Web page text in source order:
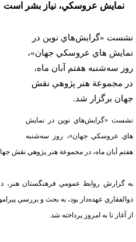
نمايش عروسكي، نياز بشر است
«گرايش‌هاي نوين در
هاي عروسكي جهان»،
سه‌شنبه هفتم آبان ماه،
مجموعة هنر پژوهي نقش
برگزار شد.
«گرايش‌هاي نوين در نمايش
عروسكي جهان»، روز سه‌شنبه
آبان ماه، در مجموعة هنر پژوهي نقش جهان
گزارش روابط عمومي فرهنگستان هنر، در
عهده‌دار بود، به بحث و بررسي
تا به امروز پرداخته شد.